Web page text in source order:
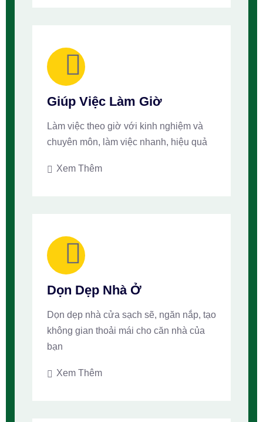
Giúp Việc Làm Giờ
Làm việc theo giờ với kinh nghiệm và
chuyên môn, làm việc nhanh, hiệu quả
Xem Thêm
Dọn Dẹp Nhà Ở
Dọn dẹp nhà cửa sạch sẽ, ngăn nắp, tạo
không gian thoải mái cho căn nhà của
bạn
Xem Thêm